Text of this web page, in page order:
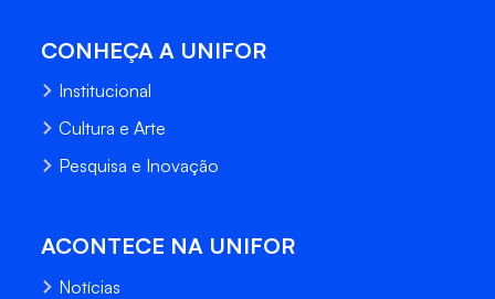
CONHEÇA A UNIFOR
Institucional
Cultura e Arte
Pesquisa e Inovação
ACONTECE NA UNIFOR
Notícias